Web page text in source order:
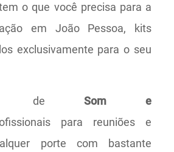
o que você precisa para a
em João Pessoa, kits
exclusivamente para o seu
deSom e
para reuniões e
porte com bastante